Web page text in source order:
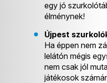
egy jó
élménynek!
Újpest
Ha éppen nem
lelátón mégis
nem csak jól
játékosok